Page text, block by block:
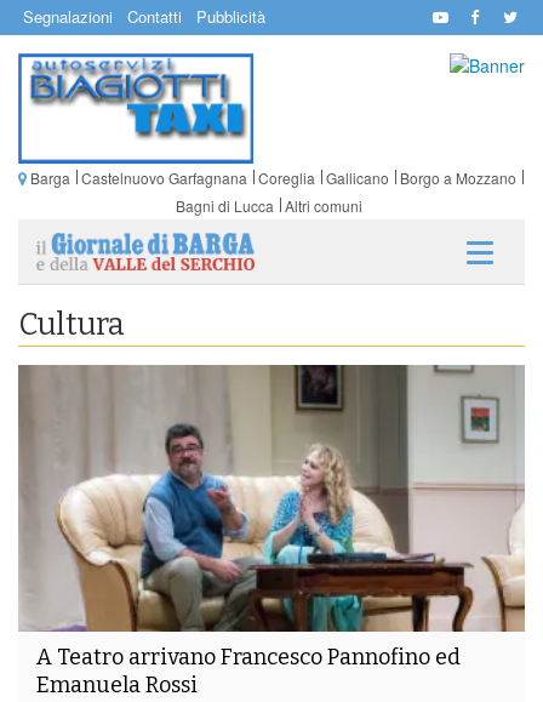
Segnalazioni Contatti Pubblicità
Barga Castelnuovo Garfagnana Coreglia Gallicano
Borgo a Mozzano
Bagni di Lucca Altri comuni
Cultura
A Teatro arrivano Francesco Pannofino ed
Emanuela Rossi